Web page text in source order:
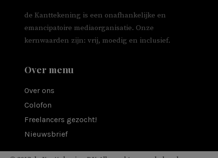
de Kanttekening is een onafhankelijke en
emancipatoire mediaorganisatie. Onze
kernwaarden zijn: vrij, moedig en inclusief.
Over menu
Over ons
Colofon
Freelancers gezocht!
Nieuwsbrief